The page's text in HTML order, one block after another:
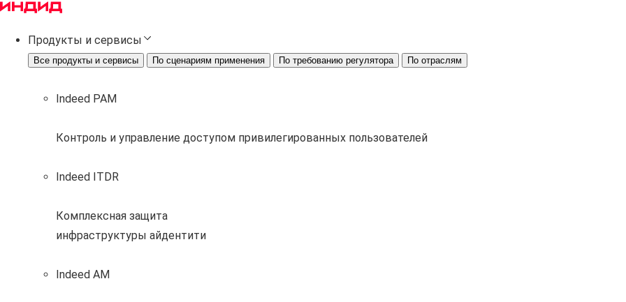
Продукты и сервисы
Все продукты и сервисы По сценариям применения По требованию регулятора По отраслям
Indeed PAM
Контроль и управление доступом привилегированных пользователей
Indeed ITDR
Комплексная защита
инфраструктуры айдентити
Indeed AM